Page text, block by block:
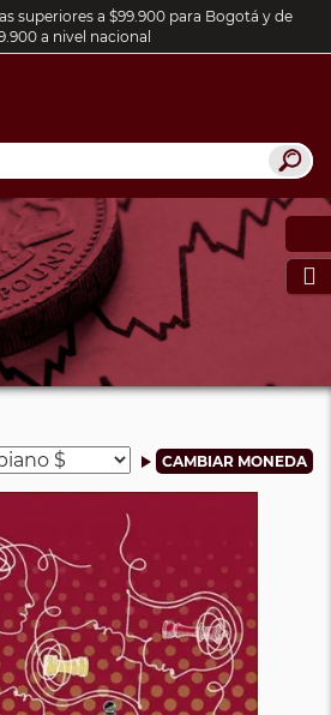
superiores a $99.900 para Bogotá y de
a nivel nacional
